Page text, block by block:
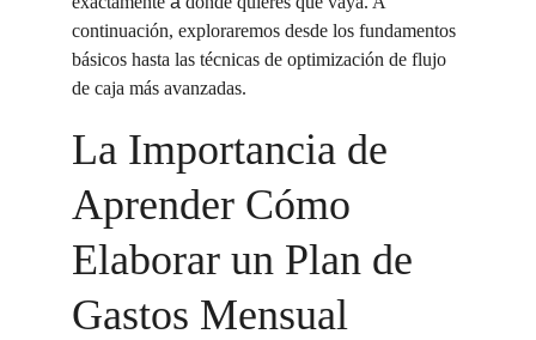
continuación, exploraremos desde los fundamentos
básicos hasta las técnicas de optimización de flujo
de caja más avanzadas.
La Importancia de
Aprender Cómo
Elaborar un Plan de
Gastos Mensual